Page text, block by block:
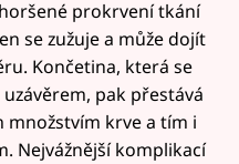
prokrvení tkání
se zužuje a může dojít
Končetina, která se
pak přestává
množstvím krve a tím i
Nejvážnější komplikací